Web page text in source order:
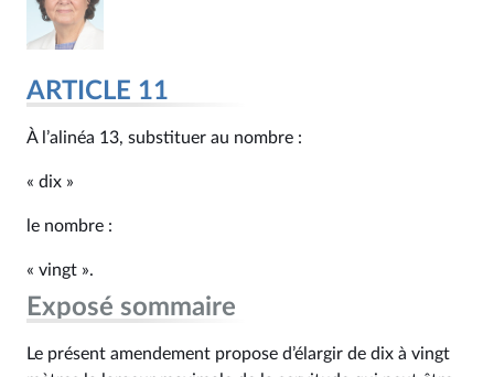
ARTICLE 11
À l’alinéa 13, substituer au nombre :
« dix »
le nombre :
« vingt ».
Exposé sommaire
Le présent amendement propose d’élargir de dix à vingt